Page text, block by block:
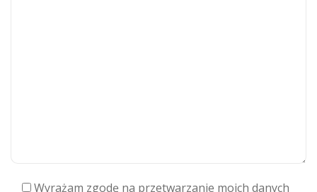
Wyrażam zgodę na przetwarzanie moich danych